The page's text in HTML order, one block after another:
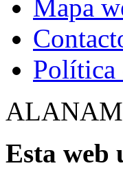
Mapa
Política
Esta web